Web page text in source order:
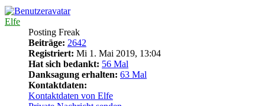
Elfe
Posting Freak
Beiträge: 2642
Registriert: Mi 1. Mai 2019, 13:04
Hat sich bedankt: 56 Mal
Danksagung erhalten: 63 Mal
Kontaktdaten:
Kontaktdaten von Elfe